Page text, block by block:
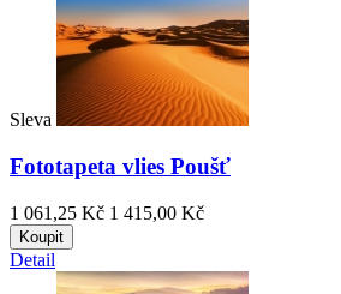
Sleva
Fototapeta vlies Poušť
1 061,25 Kč 1 415,00 Kč
Koupit
Detail